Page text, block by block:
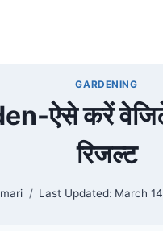
GARDENING
ऐसे करें
रिजल्ट
Last Updated: March